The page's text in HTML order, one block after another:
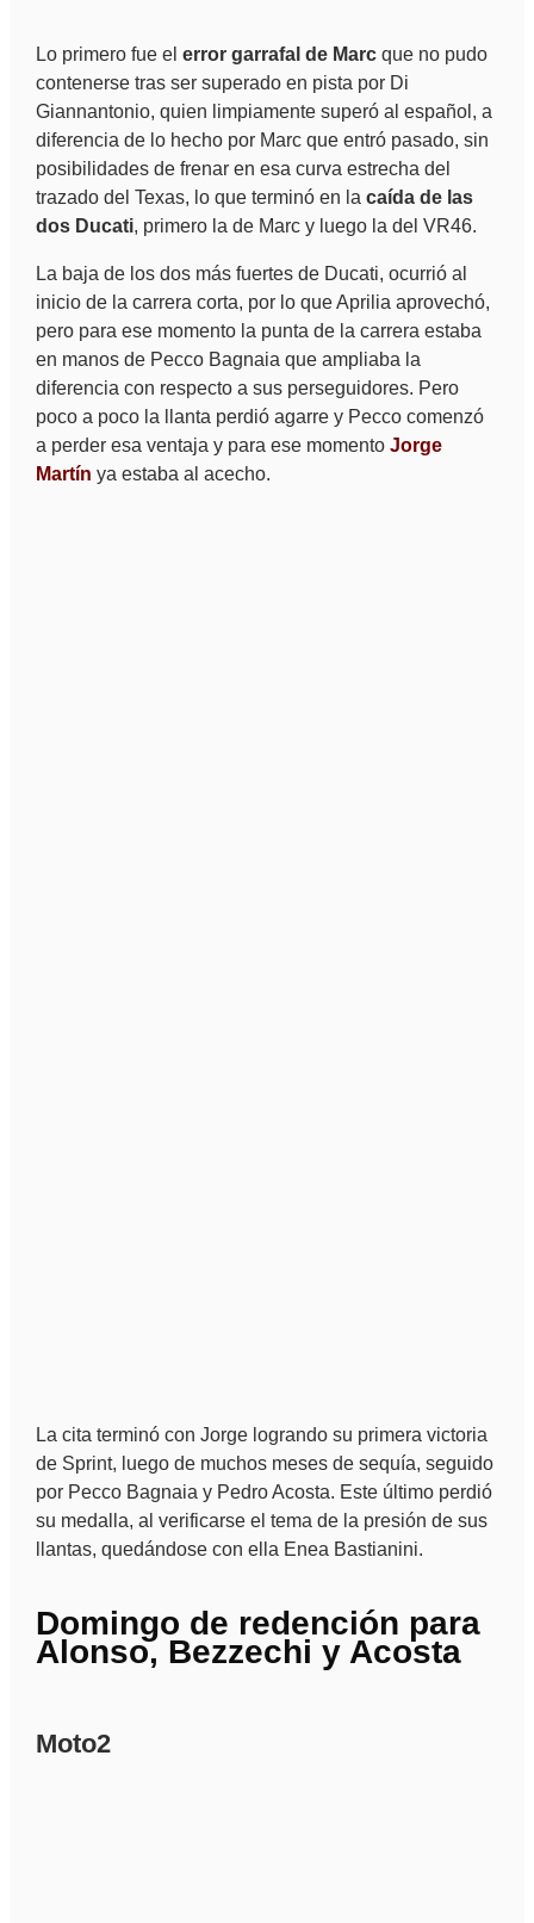
Lo primero fue el error garrafal de Marcque no pudo
contenerse tras ser superado en pista por Di
Giannantonio, quien limpiamente superó al español, a
diferencia de lo hecho por Marc que entró pasado, sin
posibilidades de frenar en esa curva estrecha del
trazado del Texas, lo que terminó en la caída de las
dos Ducati, primero la de Marc y luego la del VR46.
La baja de los dos más fuertes de Ducati, ocurrió al
inicio de la carrera corta, por lo que Aprilia aprovechó,
pero para ese momento la punta de la carrera estaba
en manos de Pecco Bagnaia que ampliaba la
diferencia con respecto a sus perseguidores. Pero
poco a poco la llanta perdió agarre y Pecco comenzó
a perder esa ventaja y para ese momento Jorge
Martín ya estaba al acecho.
La cita terminó con Jorge logrando su primera victoria
de Sprint, luego de muchos meses de sequía, seguido
por Pecco Bagnaia y Pedro Acosta. Este último perdió
su medalla, al verificarse el tema de la presión de sus
llantas, quedándose con ella Enea Bastianini.
Domingo de redención para
Alonso, Bezzechi y Acosta
Moto2